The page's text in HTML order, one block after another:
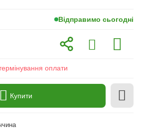
Відправимо сьогодні
оплати
Купити